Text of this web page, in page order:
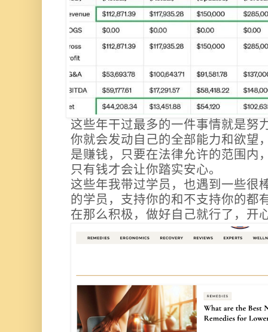
这些年干过最多的一件事情就是努
你就会发动自己的全部能力和欲望
是赚钱，只要在法律允许的范围内
只有钱才会让你踏实安心。
这些年我带过学员，也遇到一些很
的学员，支持你的和不支持你的都
在那么积极，做好自己就行了，开